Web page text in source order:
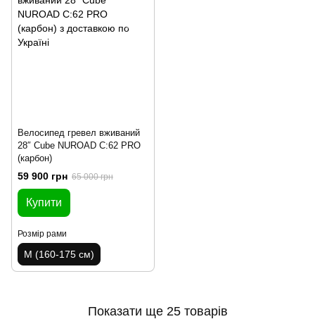
Велосипед гревел вживаний
28″ Cube NUROAD C:62 PRO
(карбон)
59 900 грн 65 000 грн
Купити
Розмір рами
M (160-175 см)
Показати ще 25 товарів